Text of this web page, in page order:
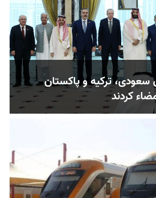
سعودی، ترکیه و پاکستان
کردند